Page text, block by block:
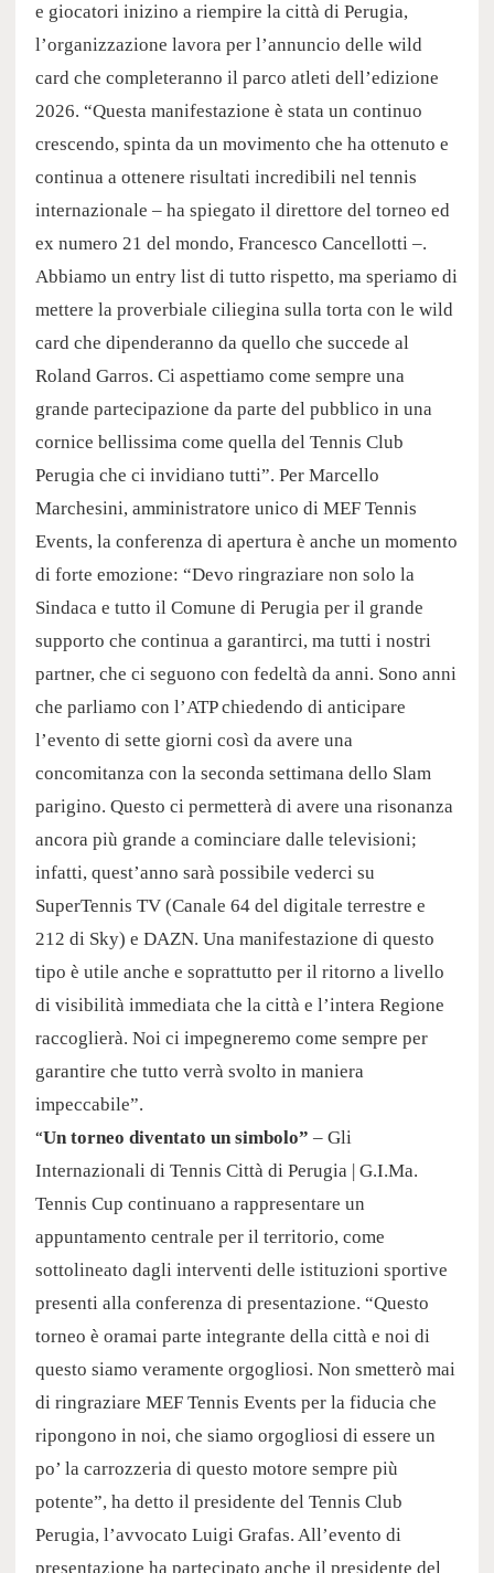
e giocatori inizino a riempire la città di Perugia,
l’organizzazione lavora per l’annuncio delle wild
card che completeranno il parco atleti dell’edizione
2026. “Questa manifestazione è stata un continuo
crescendo, spinta da un movimento che ha ottenuto e
continua a ottenere risultati incredibili nel tennis
internazionale – ha spiegato il direttore del torneo ed
ex numero 21 del mondo, Francesco Cancellotti –.
Abbiamo un entry list di tutto rispetto, ma speriamo di
mettere la proverbiale ciliegina sulla torta con le wild
card che dipenderanno da quello che succede al
Roland Garros. Ci aspettiamo come sempre una
grande partecipazione da parte del pubblico in una
cornice bellissima come quella del Tennis Club
Perugia che ci invidiano tutti”. Per Marcello
Marchesini, amministratore unico di MEF Tennis
Events, la conferenza di apertura è anche un momento
di forte emozione: “Devo ringraziare non solo la
Sindaca e tutto il Comune di Perugia per il grande
supporto che continua a garantirci, ma tutti i nostri
partner, che ci seguono con fedeltà da anni. Sono anni
che parliamo con l’ATP chiedendo di anticipare
l’evento di sette giorni così da avere una
concomitanza con la seconda settimana dello Slam
parigino. Questo ci permetterà di avere una risonanza
ancora più grande a cominciare dalle televisioni;
infatti, quest’anno sarà possibile vederci su
SuperTennis TV (Canale 64 del digitale terrestre e
212 di Sky) e DAZN. Una manifestazione di questo
tipo è utile anche e soprattutto per il ritorno a livello
di visibilità immediata che la città e l’intera Regione
raccoglierà. Noi ci impegneremo come sempre per
garantire che tutto verrà svolto in maniera
impeccabile”.
“Un torneo diventato un simbolo” – Gli
Internazionali di Tennis Città di Perugia | G.I.Ma.
Tennis Cup continuano a rappresentare un
appuntamento centrale per il territorio, come
sottolineato dagli interventi delle istituzioni sportive
presenti alla conferenza di presentazione. “Questo
torneo è oramai parte integrante della città e noi di
questo siamo veramente orgogliosi. Non smetterò mai
di ringraziare MEF Tennis Events per la fiducia che
ripongono in noi, che siamo orgogliosi di essere un
po’ la carrozzeria di questo motore sempre più
potente”, ha detto il presidente del Tennis Club
Perugia, l’avvocato Luigi Grafas. All’evento di
presentazione ha partecipato anche il presidente del